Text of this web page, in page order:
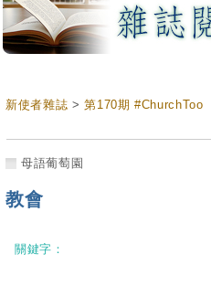
新使者雜誌 >第170期 #ChurchToo
母語葡萄園
教會
關鍵字：